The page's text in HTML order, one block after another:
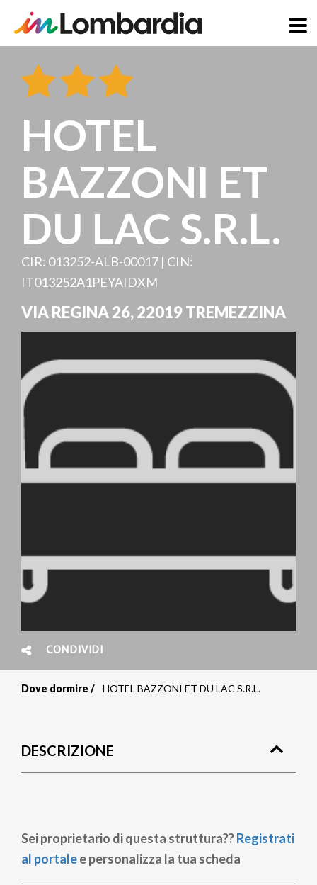
contenuto
HOTEL
BAZZONI ET
DU LAC S.R.L.
CIR: 013252-ALB-00017 | CIN:
IT013252A1PEYAIDXM
VIA REGINA 26,22019TREMEZZINA
CONDIVIDI
pane
Dove dormire HOTEL BAZZONI ET DU LAC S.R.L.
DESCRIZIONE
Sei proprietario di questa struttura??Registrati
al portalee personalizza la tua scheda